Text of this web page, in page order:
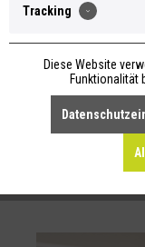
Tracking
Diese Website
Funktionalität